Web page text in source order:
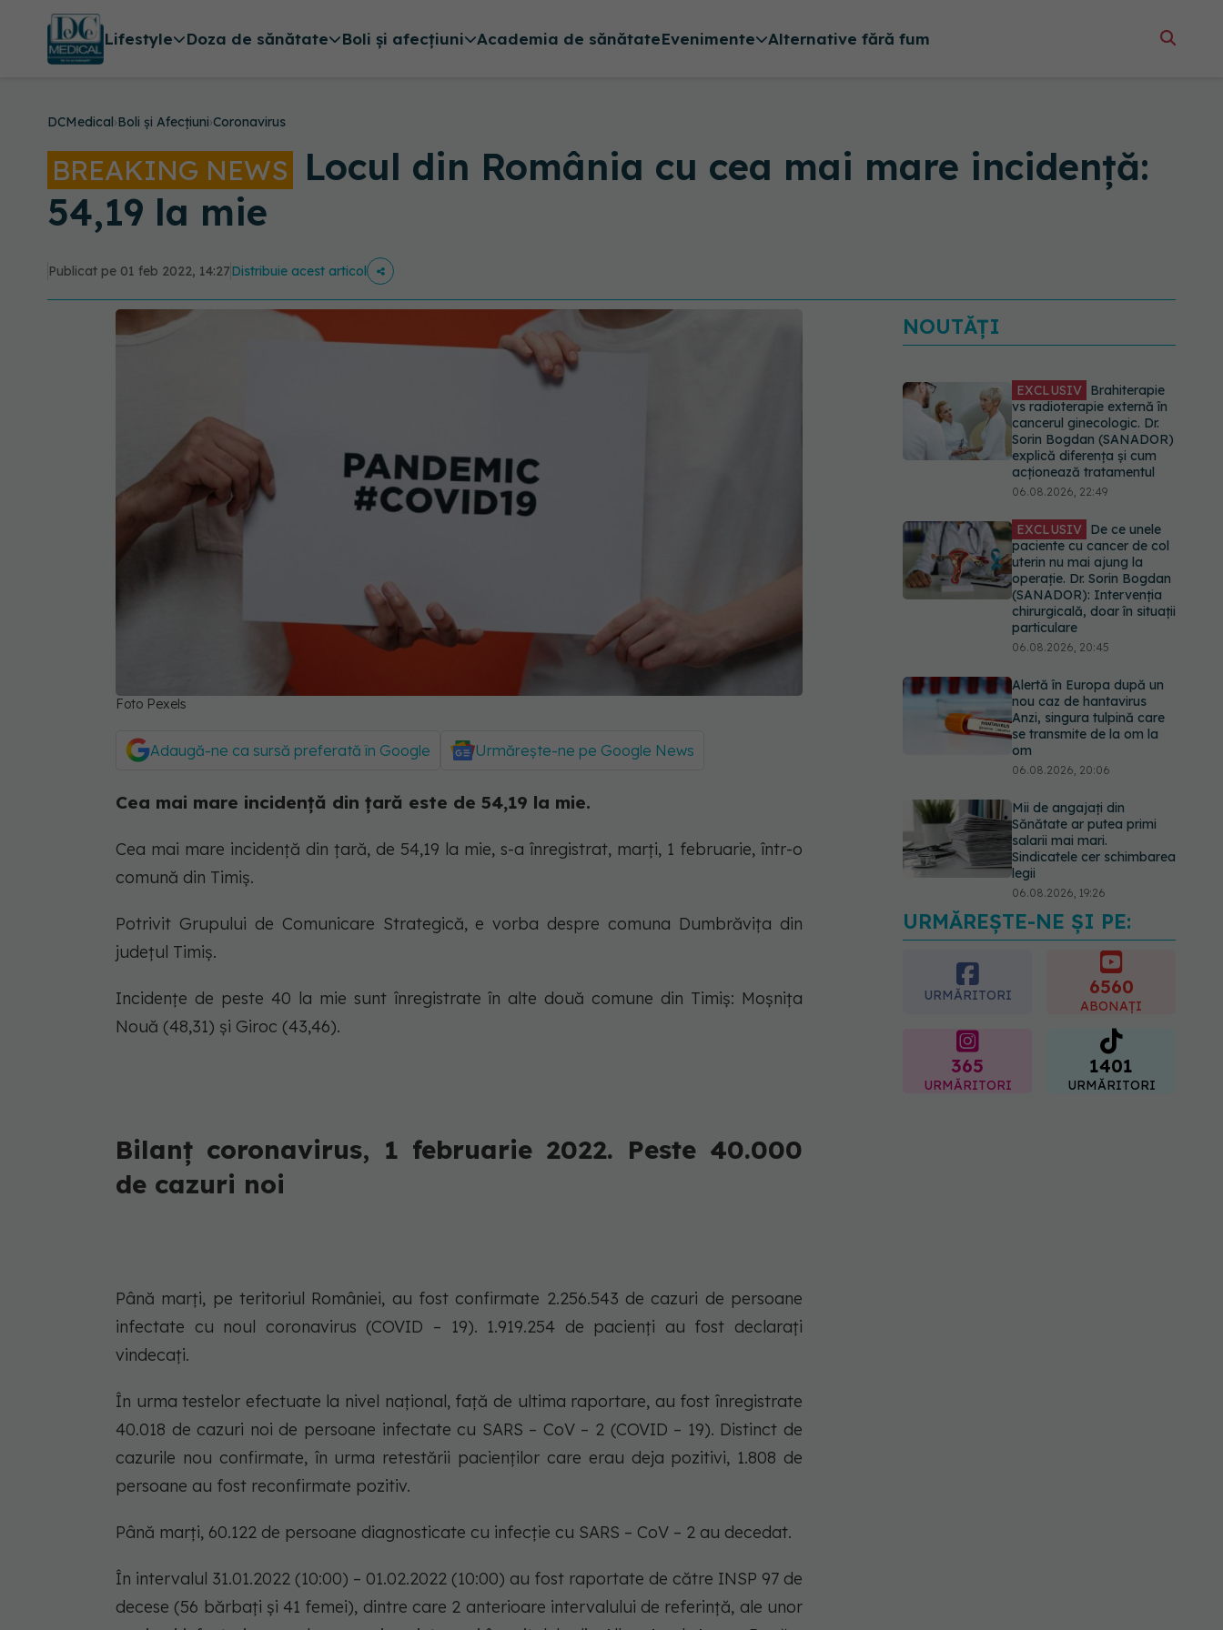
Lifestyle Doza de sănătate Boli și afecțiuni Academia de sănătateEvenimente Alternative fără fum
DCMedical›Boli și Afecțiuni›Coronavirus
BREAKING NEWS
Locul din România cu cea mai mare incidență:
54,19 la mie
Publicat pe 01 feb 2022, 14:27Distribuie acest articol
Foto Pexels
Adaugă-ne ca sursă preferată în Google Urmărește-ne pe Google News
Cea mai mare incidență din țară este de 54,19 la mie.
Cea mai mare incidență din țară, de 54,19 la mie, s-a înregistrat, marți, 1 februarie, într-o
comună din Timiș.
Potrivit Grupului de Comunicare Strategică, e vorba despre comuna Dumbrăvița din
județul Timiș.
Incidențe de peste 40 la mie sunt înregistrate în alte două comune din Timiș: Moșnița
Nouă (48,31) și Giroc (43,46).
Bilanț coronavirus, 1 februarie 2022. Peste 40.000
de cazuri noi
Până marți, pe teritoriul României, au fost confirmate 2.256.543 de cazuri de persoane
infectate cu noul coronavirus (COVID – 19). 1.919.254 de pacienți au fost declarați
vindecați.
În urma testelor efectuate la nivel național, față de ultima raportare, au fost înregistrate
40.018 de cazuri noi de persoane infectate cu SARS – CoV – 2 (COVID – 19). Distinct de
cazurile nou confirmate, în urma retestării pacienților care erau deja pozitivi, 1.808 de
persoane au fost reconfirmate pozitiv.
Până marți, 60.122 de persoane diagnosticate cu infecție cu SARS – CoV – 2 au decedat.
În intervalul 31.01.2022 (10:00) – 01.02.2022 (10:00) au fost raportate de către INSP 97 de
decese (56 bărbați și 41 femei), dintre care 2 anterioare intervalului de referință, ale unor
NOUTĂȚI
EXCLUSIV Brahiterapie
vs radioterapie externă în
cancerul ginecologic. Dr.
Sorin Bogdan (SANADOR)
explică diferența și cum
acționează tratamentul
06.08.2026, 22:49
EXCLUSIV De ce unele
paciente cu cancer de col
uterin nu mai ajung la
operație. Dr. Sorin Bogdan
(SANADOR): Intervenția
chirurgicală, doar în situații
particulare
06.08.2026, 20:45
Alertă în Europa după un
nou caz de hantavirus
Anzi, singura tulpină care
se transmite de la om la
om
06.08.2026, 20:06
Mii de angajați din
Sănătate ar putea primi
salarii mai mari.
Sindicatele cer schimbarea
legii
06.08.2026, 19:26
Alergia la ambrozie: 4
lucruri esențiale despre
simptome, prevenție și
tratament, explicate de dr.
Tudor Ciuhodaru
URMĂREȘTE-NE ȘI PE:
URMĂRITORI 6560
ABONAȚI
365
URMĂRITORI
1401
URMĂRITORI